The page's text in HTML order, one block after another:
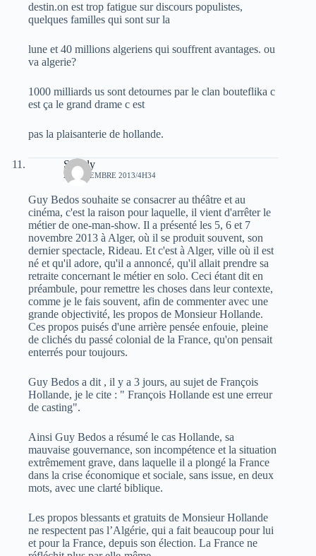
destin.on est trop fatigue sur discours populistes,
quelques familles qui sont sur la
lune et 40 millions algeriens qui souffrent avantages. ou
va algerie?
1000 milliards us sont detournes par le clan bouteflika c
est ça le grand drame c est
pas la plaisanterie de hollande.
Simply
22 DÉCEMBRE 2013/4H34
Guy Bedos souhaite se consacrer au théâtre et au
cinéma, c'est la raison pour laquelle, il vient d'arrêter le
métier de one-man-show. Il a présenté les 5, 6 et 7
novembre 2013 à Alger, où il se produit souvent, son
dernier spectacle, Rideau. Et c'est à Alger, ville où il est
né et qu'il adore, qu'il a annoncé, qu'il allait prendre sa
retraite concernant le métier en solo. Ceci étant dit en
préambule, pour remettre les choses dans leur contexte,
comme je le fais souvent, afin de commenter avec une
grande objectivité, les propos de Monsieur Hollande.
Ces propos puisés d'une arrière pensée enfouie, pleine
de clichés du passé colonial de la France, qu'on pensait
enterrés pour toujours.
Guy Bedos a dit , il y a 3 jours, au sujet de François
Hollande, je le cite : " François Hollande est une erreur
de casting".
Ainsi Guy Bedos a résumé le cas Hollande, sa
mauvaise gouvernance, son incompétence et la situation
extrêmement grave, dans laquelle il a plongé la France
dans la crise économique et sociale, sans issue, en deux
mots, avec une clarté biblique.
Les propos blessants et gratuits de Monsieur Hollande
ne respectent pas l’Algérie, qui a fait beaucoup pour lui
et pour la France, depuis son élection. La France ne